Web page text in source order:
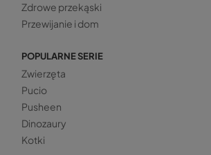
Zdrowe przekąski
Przewijanie i dom
POPULARNE SERIE
Zwierzęta
Pucio
Pusheen
Dinozaury
Kotki